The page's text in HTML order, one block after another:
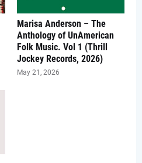
Marisa Anderson – The
Anthology of UnAmerican
Folk Music. Vol 1 (Thrill
Jockey Records, 2026)
May 21, 2026